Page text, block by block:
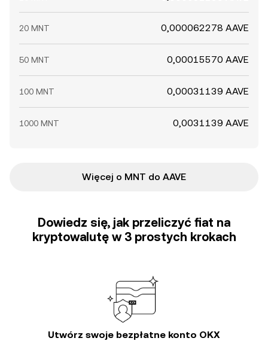
20 MNT 0,000062278 AAVE
50 MNT 0,00015570 AAVE
100 MNT 0,00031139 AAVE
1000 MNT 0,0031139 AAVE
Więcej o MNT do AAVE
Dowiedz się, jak przeliczyć fiat na
kryptowalutę w 3 prostych krokach
Utwórz swoje bezpłatne konto OKX